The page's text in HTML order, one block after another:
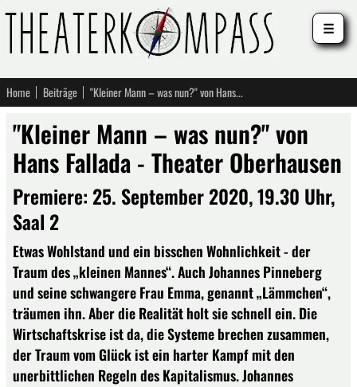
Home Beiträge "Kleiner Mann – was nun?" von Hans Fallada - Theater Oberhausen
"Kleiner Mann – was nun?" von
Hans Fallada - Theater Oberhausen
Premiere: 25. September 2020, 19.30 Uhr,
Saal 2
Etwas Wohlstand und ein bisschen Wohnlichkeit - der
Traum des „kleinen Mannes“. Auch Johannes Pinneberg
und seine schwangere Frau Emma, genannt „Lämmchen“,
träumen ihn. Aber die Realität holt sie schnell ein. Die
Wirtschaftskrise ist da, die Systeme brechen zusammen,
der Traum vom Glück ist ein harter Kampf mit den
unerbittlichen Regeln des Kapitalismus. Johannes
☰